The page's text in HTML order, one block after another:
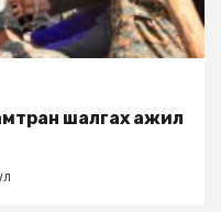
шалгах ажил